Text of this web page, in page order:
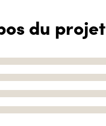
du projet